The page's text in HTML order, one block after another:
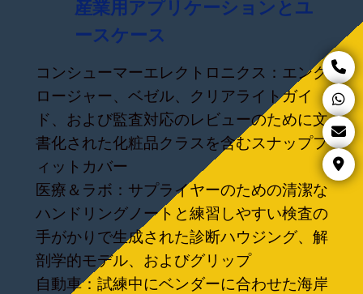
産業用アプリケーションとユ
ースケース
コンシューマーエレクトロニクス：エンク
ロージャー、ベゼル、クリアライトガイ
ド、および監査対応のレビューのために文
書化された化粧品クラスを含むスナップフ
ィットカバー
医療＆ラボ：サプライヤーのための清潔な
ハンドリングノートと練習しやすい検査の
手がかりで生成された診断ハウジング、解
剖学的モデル、およびグリップ
自動車：試練中にベンダーに合わせた海岸